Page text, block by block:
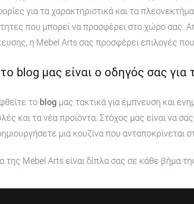
για τα χαρακτηριστικά και τα
που μπορεί να προσφέρει στο χώρο σας.
η Mebel Arts σας προσφέρει επιλογές που
το blog μας είναι ο οδηγός σας για
το blog μας τακτικά για έμπνευση και
και τα νέα προϊόντα. Στόχος μας είναι να
μια κουζίνα που ανταποκρίνεται
της Mebel Arts είναι δίπλα σας σε κάθε βήμα